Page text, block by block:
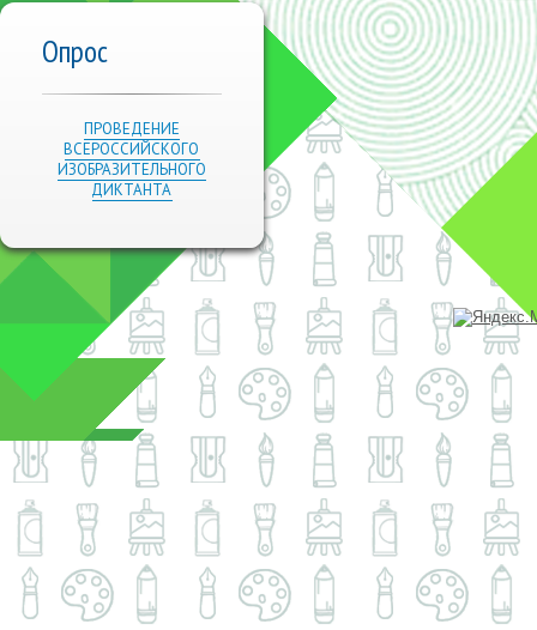
Опрос
ПРОВЕДЕНИЕ
ВСЕРОССИЙСКОГО
ИЗОБРАЗИТЕЛЬНОГО
ДИКТАНТА